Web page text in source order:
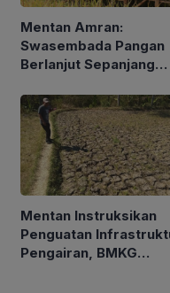
Mentan Amran:
Swasembada Pangan
Berlanjut Sepanjang
Mentan Instruksikan
Penguatan
Pengairan, BMKG